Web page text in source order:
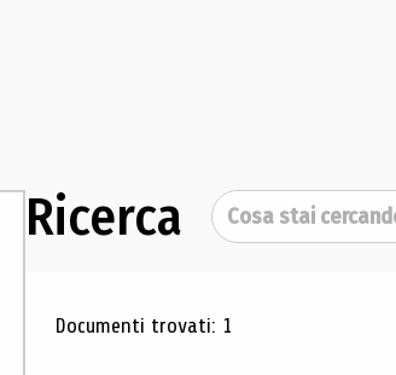
Ricerca Cerca
Risultati di ricerca
Documenti trovati: 1